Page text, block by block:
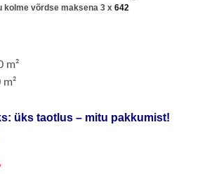
kolme võrdse maksena 3 x 642
m²
üks taotlus – mitu pakkumist!